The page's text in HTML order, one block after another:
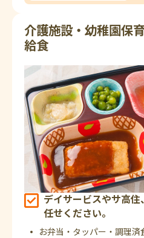
介護施設・幼稚園保
給食
デイサービスやサ高
任せください。
お弁当・タッパー・調理